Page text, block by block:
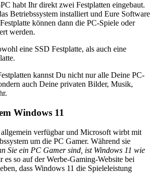
habt Ihr direkt zwei Festplatten eingebaut.
Betriebssystem installiert und Eure Software
können dann die PC-Spiele oder
werden.
eine SSD Festplatte, als auch eine
kannst Du nicht nur alle Deine PC-
auch Deine privaten Bilder, Musik,
Windows 11
verfügbar und Microsoft wirbt mit
um die PC Gamer. Während sie
Sie ein PC Gamer sind, ist Windows 11 wie
es so auf der Werbe-Gaming-Website bei
dass Windows 11 die Spieleleistung